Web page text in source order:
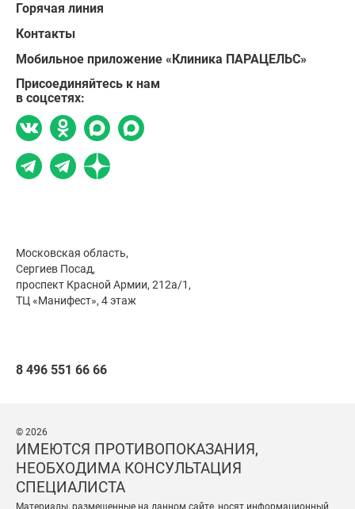
Горячая линия
Контакты
Мобильное приложение «Клиника ПАРАЦЕЛЬС»
Присоединяйтесь к нам
в соцсетях:
Московская область,
Сергиев Посад,
проспект Красной Армии, 212а/1,
ТЦ «Манифест», 4 этаж
8 496 551 66 66
© 2026
ИМЕЮТСЯ ПРОТИВОПОКАЗАНИЯ,
НЕОБХОДИМА КОНСУЛЬТАЦИЯ
СПЕЦИАЛИСТА
Материалы, размещенные на данном сайте, носят информационный